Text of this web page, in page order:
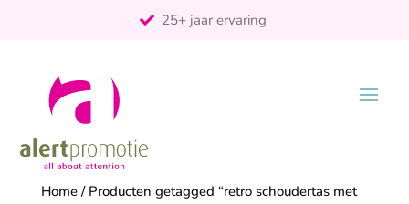
25+ jaar ervaring
Home/ Producten getagged “retro schoudertas met